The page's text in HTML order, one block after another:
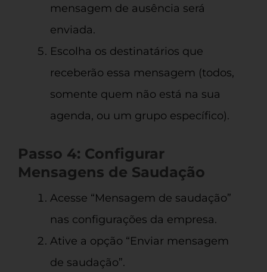
mensagem de ausência será
enviada.
Escolha os destinatários que
receberão essa mensagem (todos,
somente quem não está na sua
agenda, ou um grupo específico).
Passo 4: Configurar
Mensagens de Saudação
Acesse “Mensagem de saudação”
nas configurações da empresa.
Ative a opção “Enviar mensagem
de saudação”.